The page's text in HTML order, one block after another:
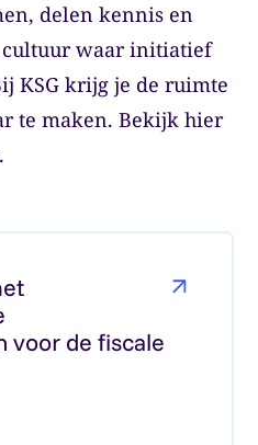
delen kennis en
cultuur waar initiatief
KSG krijg je de ruimte
te maken. Bekijk hier
voor de fiscale